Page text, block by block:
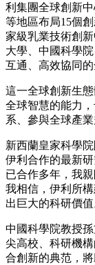
利集團全球創新
等地區布局15個
家級乳業技術創
大學、中國科學
互通、高效協同的
這一全球創新生
全球智慧的能力
系、參與全球產
新西蘭皇家科學
伊利合作的最新
已合作多年，我
我相信，伊利所
出巨大的科研價值
中國科學院教授
尖高校、科研機
合創新的典范，